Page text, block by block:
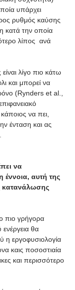
υπάρχει
ρυθμός καύσης
κατά την οποία
λίπος  ανά
λίγο πιο κάτω
και μπορεί να
(Rynders et al.,
να πει,
ένταση και ας
να
αυτή της
κατανάλωσης
πιο γρήγορα
θα
η εργοφυσιολογία
καις ποσοστιαία
και περισσότερο